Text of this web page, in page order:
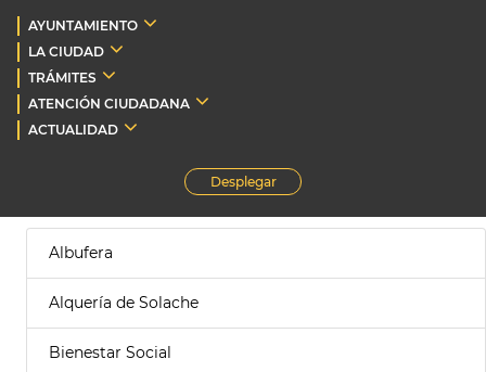
AYUNTAMIENTO
LA CIUDAD
TRÁMITES
ATENCIÓN CIUDADANA
ACTUALIDAD
Desplegar
Albufera
Alquería de Solache
Bienestar Social